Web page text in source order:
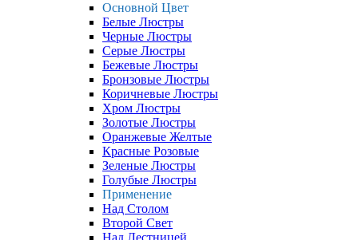
Основной Цвет
Белые Люстры
Черные Люстры
Серые Люстры
Бежевые Люстры
Бронзовые Люстры
Коричневые Люстры
Хром Люстры
Золотые Люстры
Оранжевые Желтые
Красные Розовые
Зеленые Люстры
Голубые Люстры
Применение
Над Столом
Второй Свет
Над Лестницей